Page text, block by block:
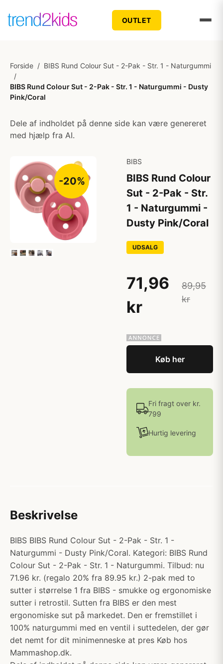
OUTLET
Forside / BIBS Rund Colour Sut - 2-Pak - Str. 1 - Naturgummi
/
BIBS Rund Colour Sut - 2-Pak - Str. 1 - Naturgummi - Dusty
Pink/Coral
Dele af indholdet på denne side kan være genereret
med hjælp fra AI.
-20%
BIBS
BIBS Rund Colour
Sut - 2-Pak - Str.
1 - Naturgummi -
Dusty Pink/Coral
UDSALG
71,96
kr
89,95
kr
Køb her
Fri fragt over kr.
799
Hurtig levering
Beskrivelse
BIBS BIBS Rund Colour Sut - 2-Pak - Str. 1 -
Naturgummi - Dusty Pink/Coral. Kategori: BIBS Rund
Colour Sut - 2-Pak - Str. 1 - Naturgummi. Tilbud: nu
71.96 kr. (regalo 20% fra 89.95 kr.) 2-pak med to
sutter i størrelse 1 fra BIBS - smukke og ergonomiske
sutter i retrostil. Sutten fra BIBS er den mest
ergonomiske sut på markedet. Den er fremstillet i
100% naturgummi med en ventil i suttedelen, der gør
det nemt for dit minimenneske at pres Køb hos
Mammashop.dk.